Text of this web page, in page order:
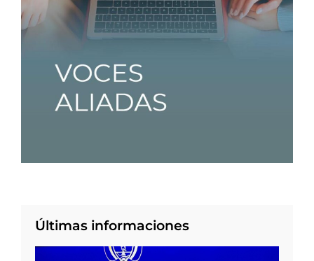
Últimas informaciones